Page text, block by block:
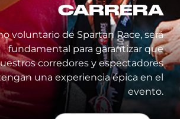
CARRERA
voluntario de Spartan Race, será
fundamental para garantizar que
corredores y espectadores
una experiencia épica en el
evento.